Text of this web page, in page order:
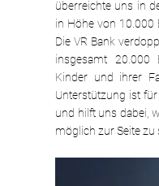
überreichte uns in
in Höhe von 10.000
Die VR Bank
insgesamt
Kinder und ihrer
Unterstützung ist
und hilft uns dabei,
möglich zur Seite zu